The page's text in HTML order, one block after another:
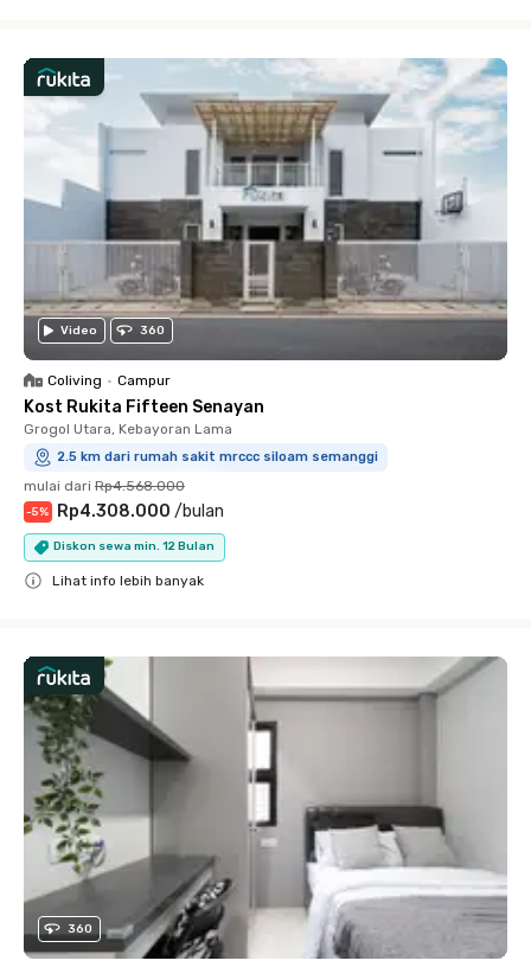
Video 360
Coliving • Campur
Kost Rukita Fifteen Senayan
Grogol Utara, Kebayoran Lama
2.5 km dari rumah sakit mrccc siloam semanggi
mulai dari Rp4.568.000
-5% Rp4.308.000 /bulan
Diskon sewa min. 12 Bulan
Lihat info lebih banyak
360